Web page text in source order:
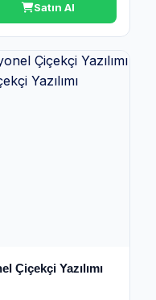
Satın Al
Çiçekçi Yazılımı